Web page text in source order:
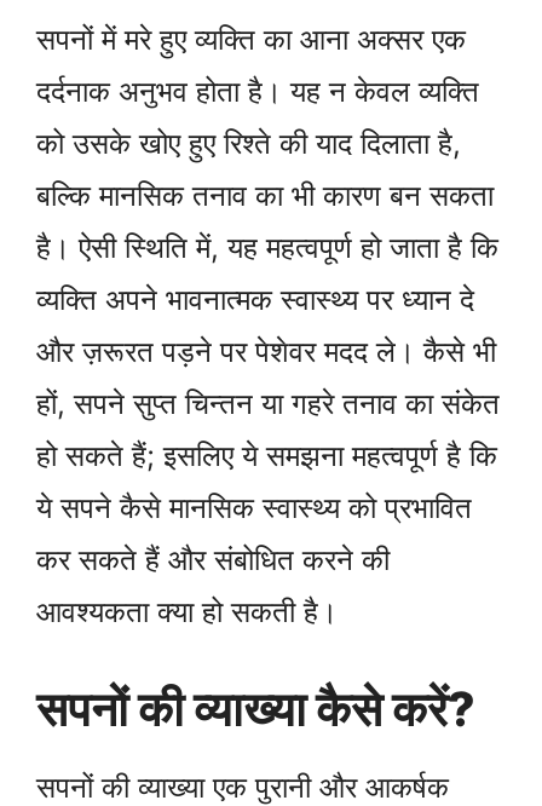
सपनों में मरे हुए व्यक्ति का आना अक्सर एक
दर्दनाक अनुभव होता है। यह न केवल व्यक्ति
को उसके खोए हुए रिश्ते की याद दिलाता है,
बल्कि मानसिक तनाव का भी कारण बन सकता
है। ऐसी स्थिति में, यह महत्वपूर्ण हो जाता है कि
व्यक्ति अपने भावनात्मक स्वास्थ्य पर ध्यान दे
और ज़रूरत पड़ने पर पेशेवर मदद ले। कैसे भी
हों, सपने सुप्त चिन्तन या गहरे तनाव का संकेत
हो सकते हैं; इसलिए ये समझना महत्वपूर्ण है कि
ये सपने कैसे मानसिक स्वास्थ्य को प्रभावित
कर सकते हैं और संबोधित करने की
आवश्यकता क्या हो सकती है।
सपनों की व्याख्या कैसे करें?
सपनों की व्याख्या एक पुरानी और आकर्षक